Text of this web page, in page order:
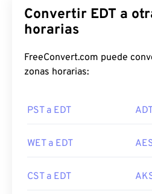
Convertir EDT a
horarias
FreeConvert.com puede
zonas horarias:
PST a EDT
WET a EDT
CST a EDT